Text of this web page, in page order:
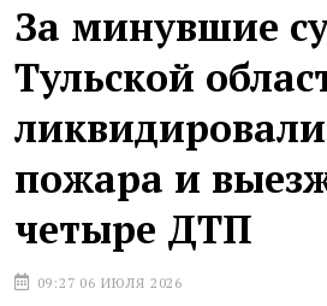
За минувшие
Тульской
пожара и
четыре ДТП
09:27 06 ИЮЛЯ 2026